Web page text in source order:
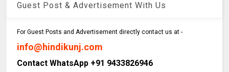
Guest Post & Advertisement With Us
For Guest Posts and Advertisement directly contact us at -
info@hindikunj.com
Contact WhatsApp +91 9433826946